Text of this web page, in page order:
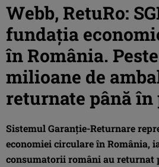
Webb, RetuRo:
fundaţia
în România.
milioane de
returnate până în
Sistemul Garanţie-Returnare
economiei circulare în România,
consumatorii români au returnat